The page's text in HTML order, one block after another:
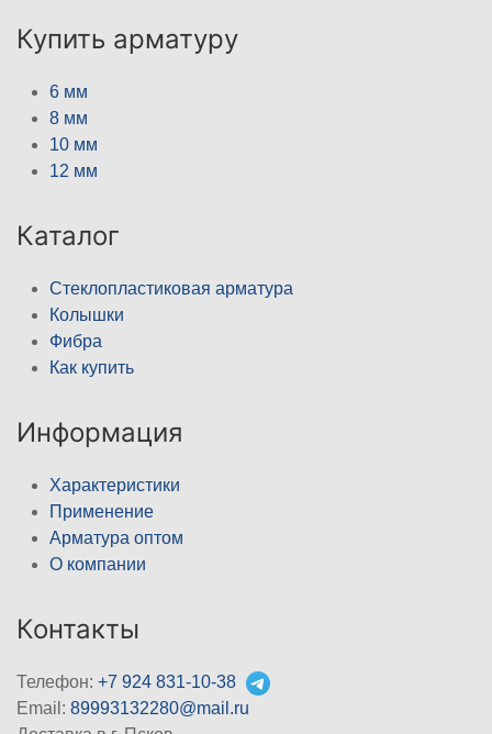
Купить арматуру
6 мм
8 мм
10 мм
12 мм
Каталог
Стеклопластиковая арматура
Колышки
Фибра
Как купить
Информация
Характеристики
Применение
Арматура оптом
О компании
Контакты
Телефон: +7 924 831-10-38
Email: 89993132280@mail.ru